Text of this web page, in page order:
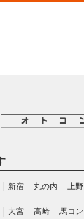
新宿 丸の内 上野
大宮 高崎 馬コン